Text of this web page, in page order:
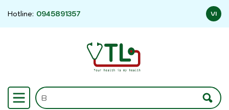
Hotline: 0945891357 VI